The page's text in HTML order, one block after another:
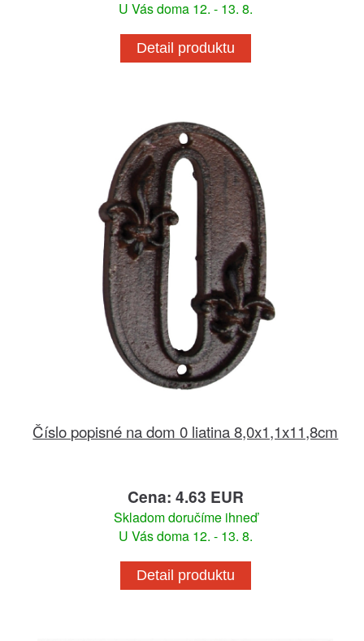
U Vás doma 12. - 13. 8.
Detail produktu
Číslo popisné na dom 0 liatina 8,0x1,1x11,8cm
Cena: 4.63 EUR
Skladom doručíme ihneď
U Vás doma 12. - 13. 8.
Detail produktu